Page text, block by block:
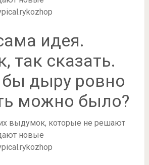
идея.
так сказать.
бы дыру ровно
можно было?